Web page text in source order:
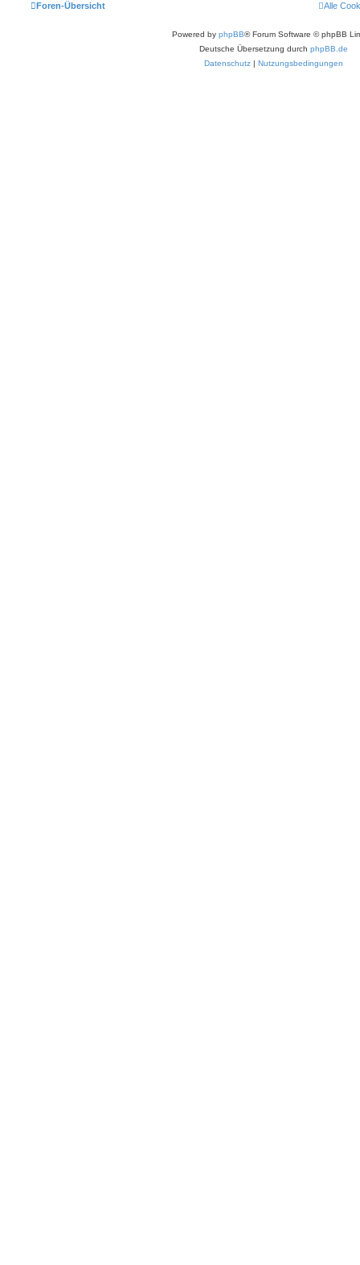
Foren-Übersicht Alle
Powered by phpBB® Forum Software © phpBB
Deutsche Übersetzung durch phpBB.de
Datenschutz | Nutzungsbedingungen